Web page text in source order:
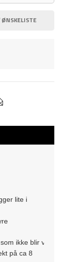
ØNSKELISTE
lite i
ikke blir varmt,
på ca 8